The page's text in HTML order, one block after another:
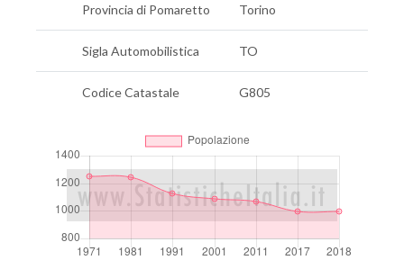
Provincia di Pomaretto Torino
Sigla Automobilistica TO
Codice Catastale G805